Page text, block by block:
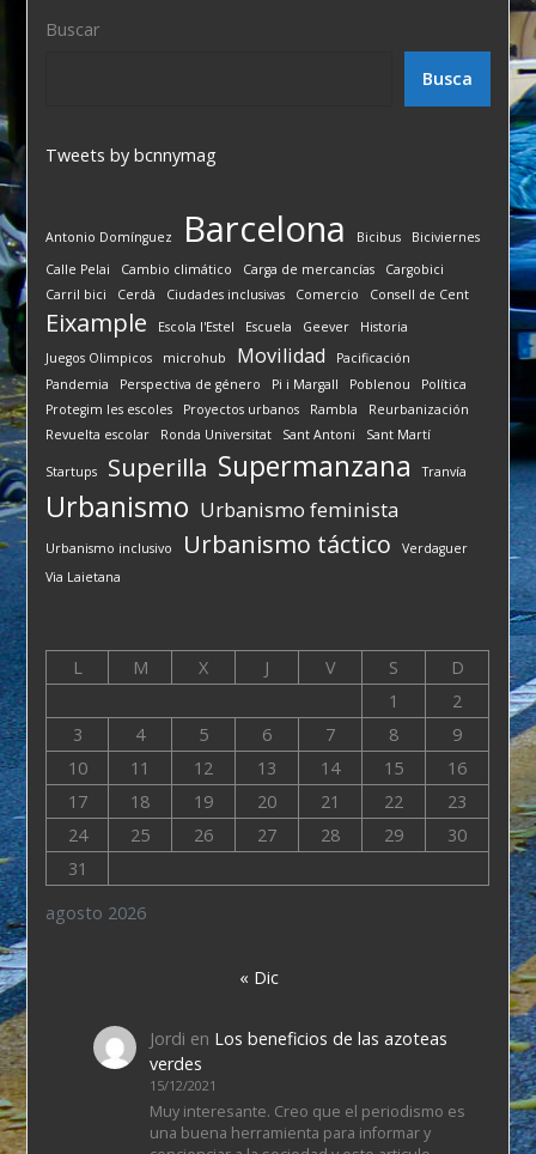
Buscar
Busca
Tweets by bcnnymag
Antonio Domínguez Barcelona Bicibus
Biciviernes
Calle Pelai
Cambio climático Carga de mercancías
Cargobici
Carril bici
Cerdà Ciudades inclusivas Comercio Consell de Cent
Eixample Escola l'Estel Escuela Geever
Historia
Juegos Olimpicos
microhub Movilidad
Pacificación
Pandemia
Perspectiva de género Pi i Margall Poblenou
Política
Protegim les escoles
Proyectos urbanos Rambla
Reurbanización
Revuelta escolar
Ronda Universitat Sant Antoni Sant Martí
Startups Superilla Supermanzana Tranvía
Urbanismo Urbanismo feminista
Urbanismo inclusivo Urbanismo táctico
Verdaguer
Via Laietana
agosto 2026
L M X J V S
D
1
2
3
4 5 6 7 8
9
10
11 12 13 14 15
16
17
18 19 20 21 22
23
24
25 26 27 28 29
30
31
« Dic
Jordi en Los beneficios de las azoteas
verdes
15/12/2021
Muy interesante. Creo que el periodismo es
una buena herramienta para informar y